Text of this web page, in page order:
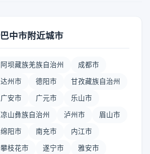
巴中市附近城市
阿坝藏族羌族自治州 成都市
达州市 德阳市 甘孜藏族自治州
广安市 广元市 乐山市
凉山彝族自治州 泸州市 眉山市
绵阳市 南充市 内江市
攀枝花市 遂宁市 雅安市